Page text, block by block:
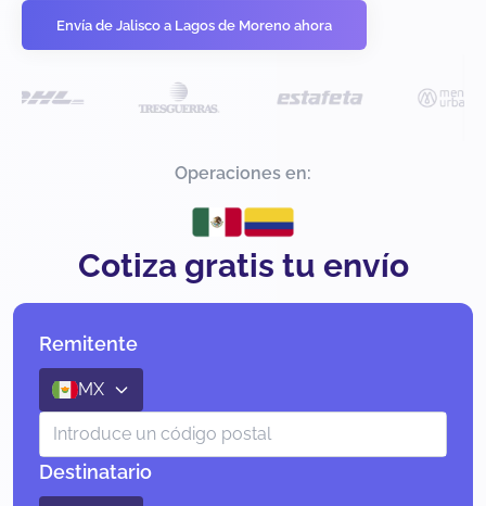
Envía de Jalisco a Lagos de Moreno ahora
Operaciones en:
Cotiza gratis tu envío
Remitente
MX
Destinatario